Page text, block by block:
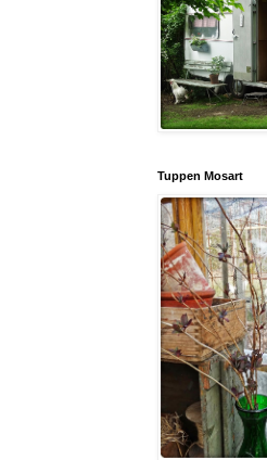
Tuppen Mosart